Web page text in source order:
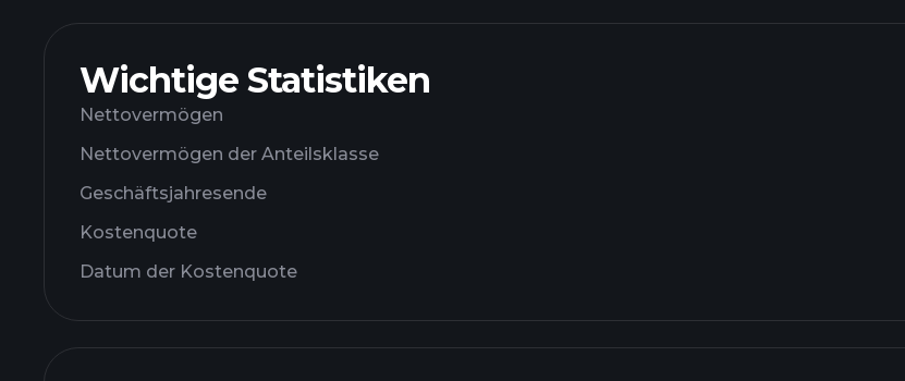
Wichtige Statistiken
Nettovermögen
Nettovermögen der Anteilsklasse
Geschäftsjahresende
Kostenquote
Datum der Kostenquote